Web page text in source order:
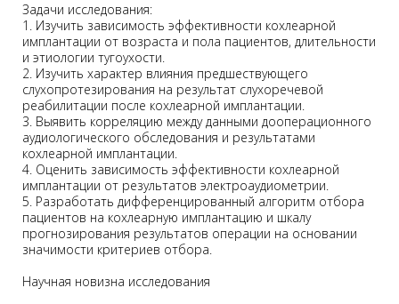
Задачи исследования:
1. Изучить зависимость эффективности кохлеарной
имплантации от возраста и пола пациентов, длительности
и этиологии тугоухости.
2. Изучить характер влияния предшествующего
слухопротезирования на результат слухоречевой
реабилитации после кохлеарной имплантации.
3. Выявить корреляцию между данными дооперационного
аудиологического обследования и результатами
кохлеарной имплантации.
4. Оценить зависимость эффективности кохлеарной
имплантации от результатов электроаудиометрии.
5. Разработать дифференцированный алгоритм отбора
пациентов на кохлеарную имплантацию и шкалу
прогнозирования результатов операции на основании
значимости критериев отбора.
Научная новизна исследования